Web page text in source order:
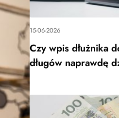
15-06-2026
Czy wpis dłużnika
długów naprawdę